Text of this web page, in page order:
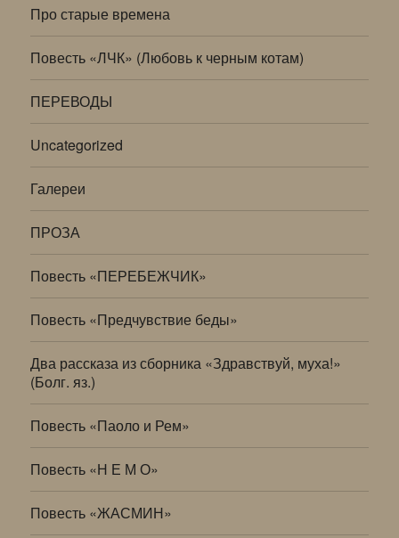
Про старые времена
Повесть «ЛЧК» (Любовь к черным котам)
ПЕРЕВОДЫ
Uncategorized
Галереи
ПРОЗА
Повесть «ПЕРЕБЕЖЧИК»
Повесть «Предчувствие беды»
Два рассказа из сборника «Здравствуй, муха!»
(Болг. яз.)
Повесть «Паоло и Рем»
Повесть «Н Е М О»
Повесть «ЖАСМИН»